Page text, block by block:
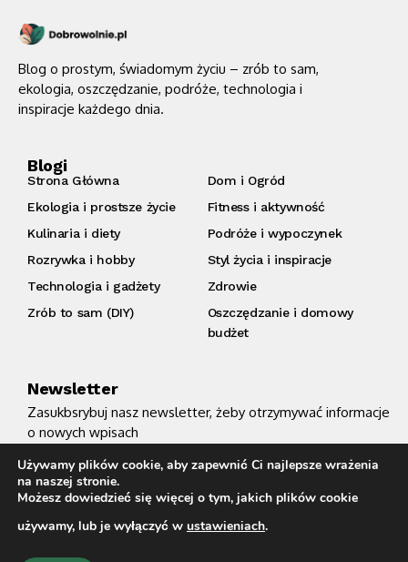
Blog o prostym, świadomym życiu – zrób to sam,
ekologia, oszczędzanie, podróże, technologia i
inspiracje każdego dnia.
Blogi
Strona Główna
Dom i Ogród
Ekologia i prostsze życie
Fitness i aktywność
Kulinaria i diety
Podróże i wypoczynek
Rozrywka i hobby
Styl życia i inspiracje
Technologia i gadżety
Zdrowie
Zrób to sam (DIY)
Oszczędzanie i domowy
budżet
Newsletter
Zasukbsrybuj nasz newsletter, żeby otrzymywać informacje
o nowych wpisach
Zgadzam się z warunkami i zasadami
Alternative:
Używamy plików cookie, aby zapewnić Ci najlepsze wrażenia
na naszej stronie.
Możesz dowiedzieć się więcej o tym, jakich plików cookie
używamy, lub je wyłączyć w ustawieniach.